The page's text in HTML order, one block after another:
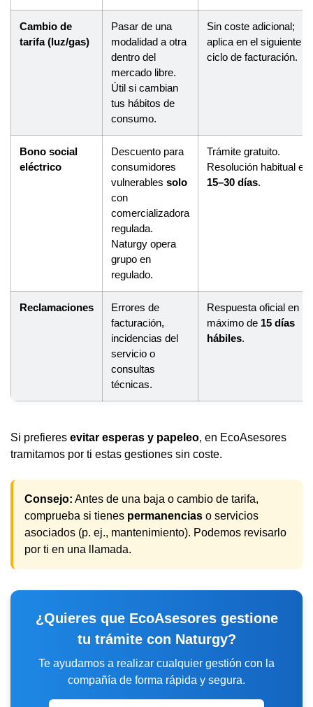
Cambio de
tarifa (luz/gas)
Pasar de una
modalidad a otra
dentro del
mercado libre.
Útil si cambian
tus hábitos de
consumo.
Sin coste adicional;
aplica en el siguiente
ciclo de facturación.
Bono social
eléctrico
Descuento para
consumidores
vulnerables solo
con
comercializadora
regulada.
Naturgy opera
grupo en
regulado.
Trámite gratuito.
Resolución habitual en
15–30 días.
Reclamaciones
Errores de
facturación,
incidencias del
servicio o
consultas
técnicas.
Respuesta oficial en un
máximo de 15 días
hábiles.
Si prefieres evitar esperas y papeleo, en EcoAsesores
tramitamos por ti estas gestiones sin coste.
Consejo: Antes de una baja o cambio de tarifa,
comprueba si tienes permanencias o servicios
asociados (p. ej., mantenimiento). Podemos revisarlo
por ti en una llamada.
¿Quieres que EcoAsesores gestione
tu trámite con Naturgy?
Te ayudamos a realizar cualquier gestión con la
compañía de forma rápida y segura.